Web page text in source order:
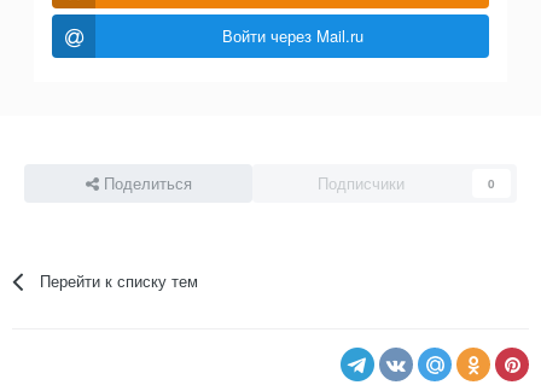
Войти через Mail.ru
Поделиться Подписчики 0
Перейти к списку тем